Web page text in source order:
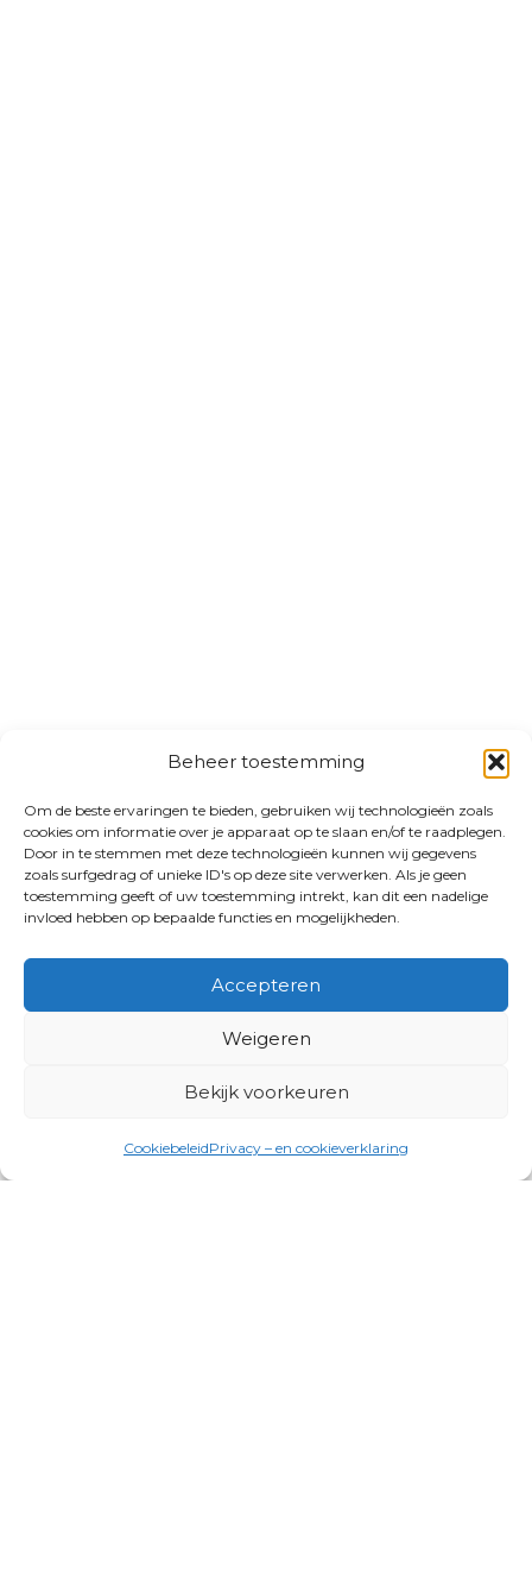
Beheer toestemming
Om de beste ervaringen te bieden, gebruiken wij technologieën zoals
cookies om informatie over je apparaat op te slaan en/of te raadplegen.
Door in te stemmen met deze technologieën kunnen wij gegevens
zoals surfgedrag of unieke ID's op deze site verwerken. Als je geen
toestemming geeft of uw toestemming intrekt, kan dit een nadelige
invloed hebben op bepaalde functies en mogelijkheden.
Accepteren
Weigeren
Bekijk voorkeuren
CookiebeleidPrivacy – en cookieverklaring